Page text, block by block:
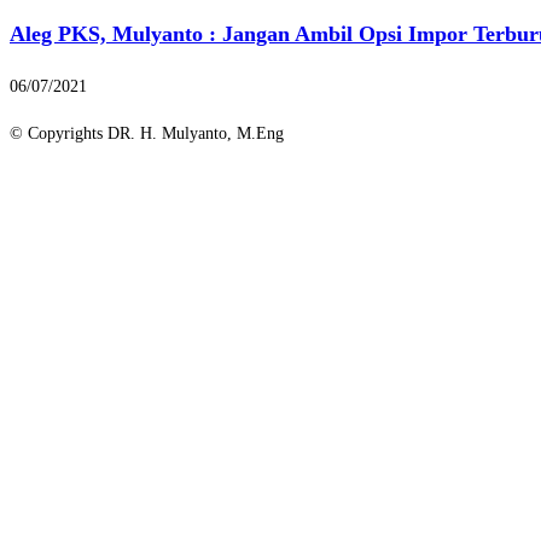
Aleg PKS, Mulyanto : Jangan Ambil Opsi Impor
06/07/2021
© Copyrights DR. H. Mulyanto, M.Eng